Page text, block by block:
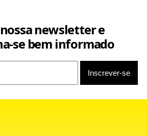
newsletter e
se bem informado